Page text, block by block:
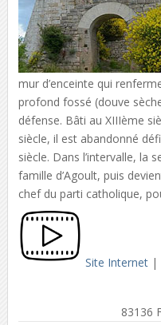
mur d’enceinte qui
profond fossé (douve
défense. Bâti au XIIIème
siècle, il est abandonné
siècle. Dans l’intervalle, la
famille d’Agoult, puis
chef du parti catholique,
Site Internet|
83136